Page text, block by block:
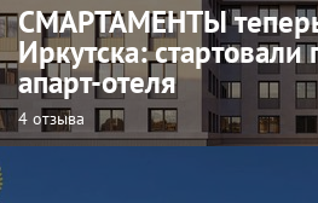
СМАРТАМЕНТЫ
Иркутска:
апарт-отеля
4 отзыва